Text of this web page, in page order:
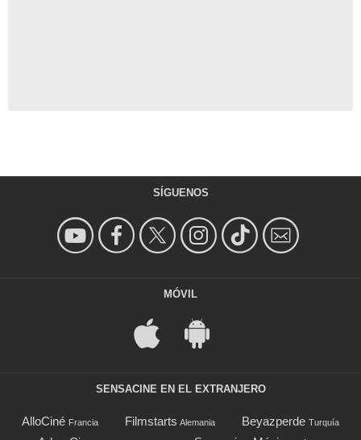
SÍGUENOS
MÓVIL
SENSACINE EN EL EXTRANJERO
AlloCiné Francia Filmstarts Alemania Beyazperde Turquía